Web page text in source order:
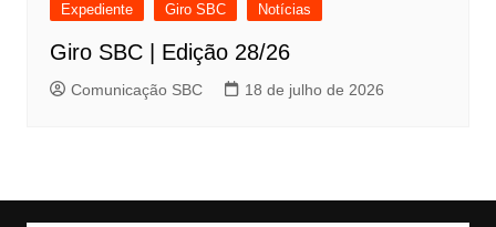
Expediente Giro SBC Notícias
Giro SBC | Edição 28/26
Comunicação SBC 18 de julho de 2026